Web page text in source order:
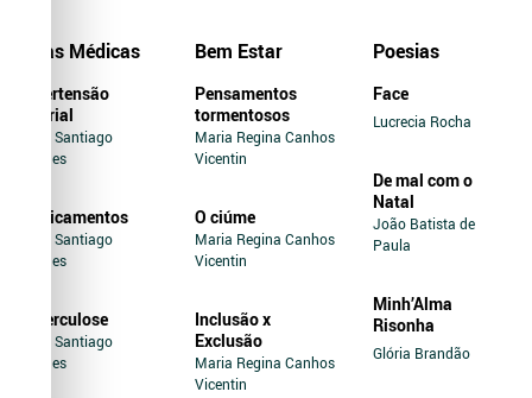
Dicas Médicas
Hipertensão
Arterial
Jairo Santiago
Novaes
Medicamentos
Jairo Santiago
Novaes
Tuberculose
Jairo Santiago
Novaes
Bem Estar
Pensamentos
tormentosos
Maria Regina Canhos
Vicentin
O ciúme
Maria Regina Canhos
Vicentin
Inclusão x
Exclusão
Maria Regina Canhos
Vicentin
Poesias
Face
Lucrecia Rocha
De mal com o
Natal
João Batista de
Paula
Minh’Alma
Risonha
Glória Brandão